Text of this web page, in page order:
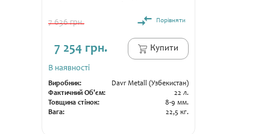
7 636 грн. Порівняти
7 254 грн. Купити
В наявності
Виробник:
Davr Metall (Узбекистан)
Фактичний Об'єм:
22 л.
Товщина стінок:
8-9 мм.
Вага:
22,5 кг.